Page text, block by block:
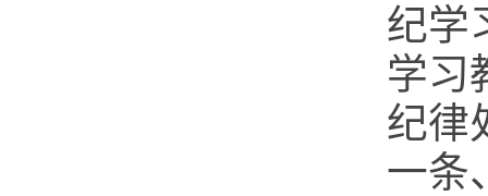
纪学
学习
纪律
一条